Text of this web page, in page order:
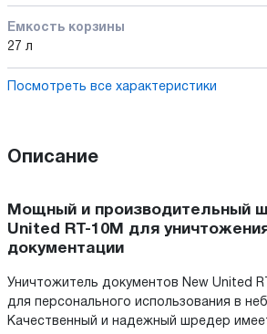
Емкость корзины
27 л
Посмотреть все характеристики
Описание
Мощный и производительный
United RT-10M для
документации
Уничтожитель документов New United
для персонального использования в
Качественный и надежный шредер